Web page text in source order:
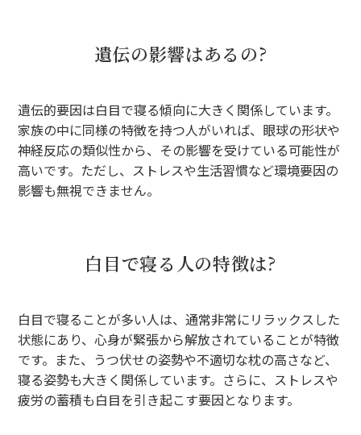
遺伝の影響はあるの?
遺伝的要因は白目で寝る傾向に大きく関係しています。
家族の中に同様の特徴を持つ人がいれば、眼球の形状や
神経反応の類似性から、その影響を受けている可能性が
高いです。ただし、ストレスや生活習慣など環境要因の
影響も無視できません。
白目で寝る人の特徴は?
白目で寝ることが多い人は、通常非常にリラックスした
状態にあり、心身が緊張から解放されていることが特徴
です。また、うつ伏せの姿勢や不適切な枕の高さなど、
寝る姿勢も大きく関係しています。さらに、ストレスや
疲労の蓄積も白目を引き起こす要因となります。